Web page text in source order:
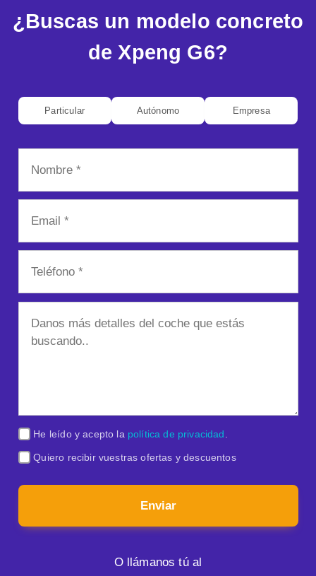
¿Buscas un modelo concreto
de Xpeng G6?
Particular Autónomo Empresa
He leído y acepto la política de privacidad
Quiero recibir vuestras ofertas y descuentos
Enviar
O llámanos tú al